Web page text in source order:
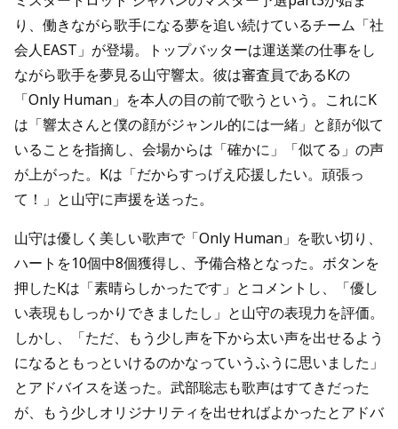
り、働きながら歌手になる夢を追い続けているチーム「社
会人EAST」が登場。トップバッターは運送業の仕事をし
ながら歌手を夢見る山守響太。彼は審査員であるKの
「Only Human」を本人の目の前で歌うという。これにK
は「響太さんと僕の顔がジャンル的には一緒」と顔が似て
いることを指摘し、会場からは「確かに」「似てる」の声
が上がった。Kは「だからすっげえ応援したい。頑張っ
て！」と山守に声援を送った。
山守は優しく美しい歌声で「Only Human」を歌い切り、
ハートを10個中8個獲得し、予備合格となった。ボタンを
押したKは「素晴らしかったです」とコメントし、「優し
い表現もしっかりできましたし」と山守の表現力を評価。
しかし、「ただ、もう少し声を下から太い声を出せるよう
になるともっといけるのかなっていうふうに思いました」
とアドバイスを送った。武部聡志も歌声はすてきだった
が、もう少しオリジナリティを出せればよかったとアドバ